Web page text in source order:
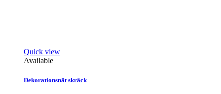
Quick view
Available
Dekorationsnät skräck